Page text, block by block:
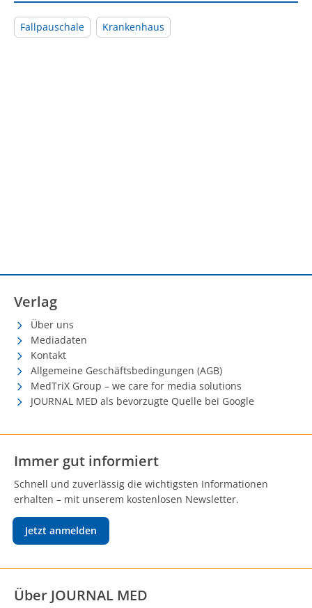
Fallpauschale Krankenhaus
Verlag
Über uns
Mediadaten
Kontakt
Allgemeine Geschäftsbedingungen (AGB)
MedTriX Group – we care for media solutions
JOURNAL MED als bevorzugte Quelle bei Google
Immer gut informiert
Schnell und zuverlässig die wichtigsten Informationen
erhalten – mit unserem kostenlosen Newsletter.
Jetzt anmelden
Über JOURNAL MED